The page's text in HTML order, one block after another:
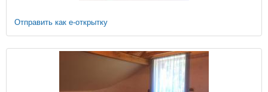
Отправить как е-открытку